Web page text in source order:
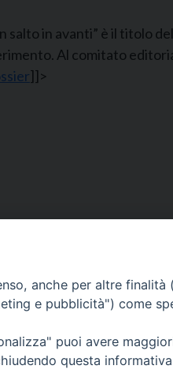
in avanti” è il titolo
Al comitato
]]>
anche per altre finalità
e pubblicità") come
puoi avere
questa